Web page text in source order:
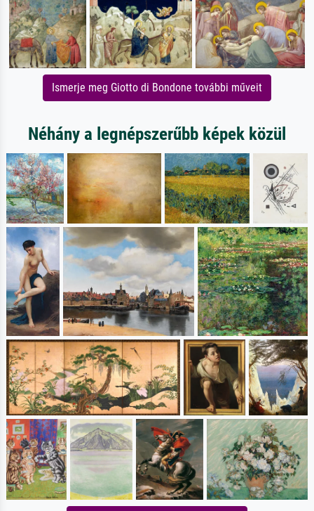
Ismerje meg Giotto di Bondone további műveit
Néhány a legnépszerűbb képek közül